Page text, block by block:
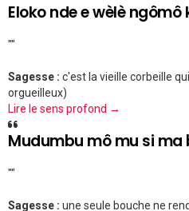
Eloko nde e wèlè
""
Sagesse : c'est la vieille corbeille
orgueilleux)
Lire le sens profond →
Mudumbu mô mu si ma
""
Sagesse : une seule bouche ne